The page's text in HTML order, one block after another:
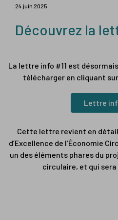
24 juin 2025
Découvrez la
La lettre info #11 est
télécharger en cliquant
Lettre
Cette lettre revient en
d’Excellence de l’Économie
un des éléments phares du
circulaire, et qui sera